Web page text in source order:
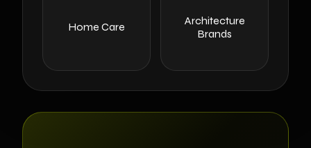
Architecture
Brands
Home Care